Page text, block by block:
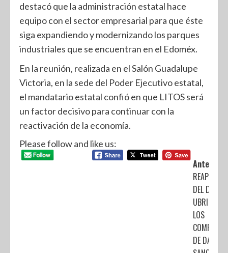
destacó que la administración estatal hace
equipo con el sector empresarial para que éste
siga expandiendo y modernizando los parques
industriales que se encuentran en el Edoméx.
En la reunión, realizada en el Salón Guadalupe
Victoria, en la sede del Poder Ejecutivo estatal,
el mandatario estatal confió en que LITOS será
un factor decisivo para continuar con la
reactivación de la economía.
Please follow and like us:
Anterior:
DEL DIF Y
UBRIS SON
LOS
DE DAVID